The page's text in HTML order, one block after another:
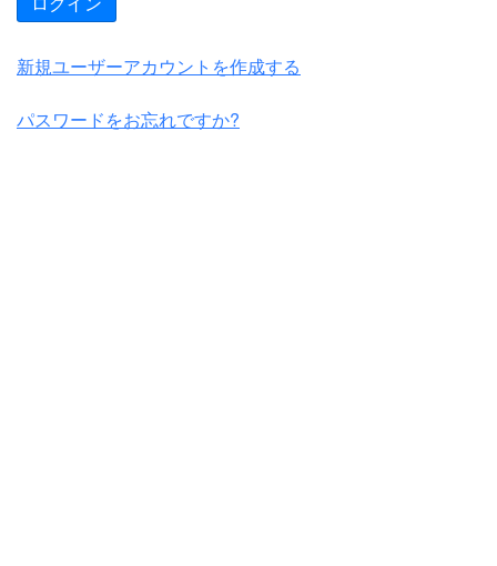
ログイン
新規ユーザーアカウントを作成する
パスワードをお忘れですか?